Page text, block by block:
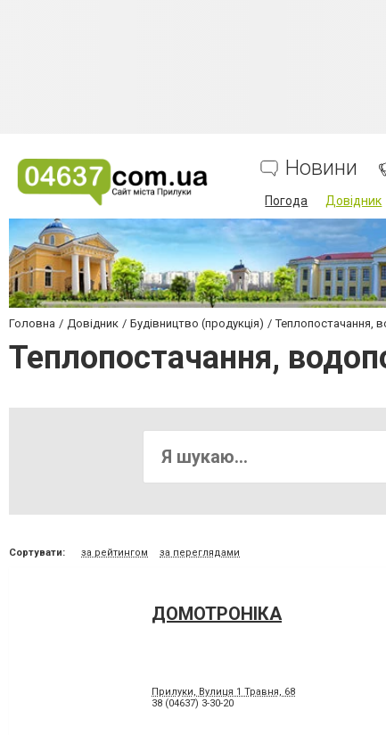
Новини
Погода Довідник
Головна Довідник Будівництво (продукція) Теплопостачання,
Теплопостачання,
Сортувати: за рейтингом за переглядами
ДОМОТРОНІКА
Прилуки, Вулиця 1 Травня, 68
38 (04637) 3-30-20